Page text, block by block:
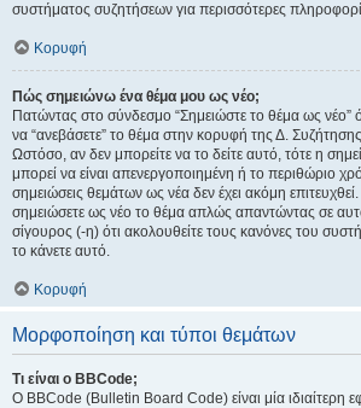
συστήματος συζητήσεων για περισσότερες
Κορυφή
Πώς σημειώνω ένα θέμα μου ως νέο;
Πατώντας στο σύνδεσμο “Σημειώστε το θέμα ως νέο”
να “ανεβάσετε” το θέμα στην κορυφή της Δ.
Ωστόσο, αν δεν μπορείτε να το δείτε αυτό, τότε η
μπορεί να είναι απενεργοποιημένη ή το περιθώριο
σημειώσεις θεμάτων ως νέα δεν έχει ακόμη
σημειώσετε ως νέο το θέμα απλώς απαντώντας σε
σίγουρος (-η) ότι ακολουθείτε τους κανόνες του
το κάνετε αυτό.
Κορυφή
Μορφοποίηση και τύποι θεμάτων
Τι είναι ο BBCode;
Ο BBCode (Bulletin Board Code) είναι μία ιδιαίτερη